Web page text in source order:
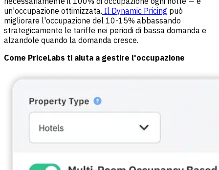
un'occupazione ottimizzata. Il Dynamic Pricing può
migliorare l'occupazione del 10-15% abbassando
strategicamente le tariffe nei periodi di bassa domanda e
alzandole quando la domanda cresce.
Come PriceLabs ti aiuta a gestire l'occupazione